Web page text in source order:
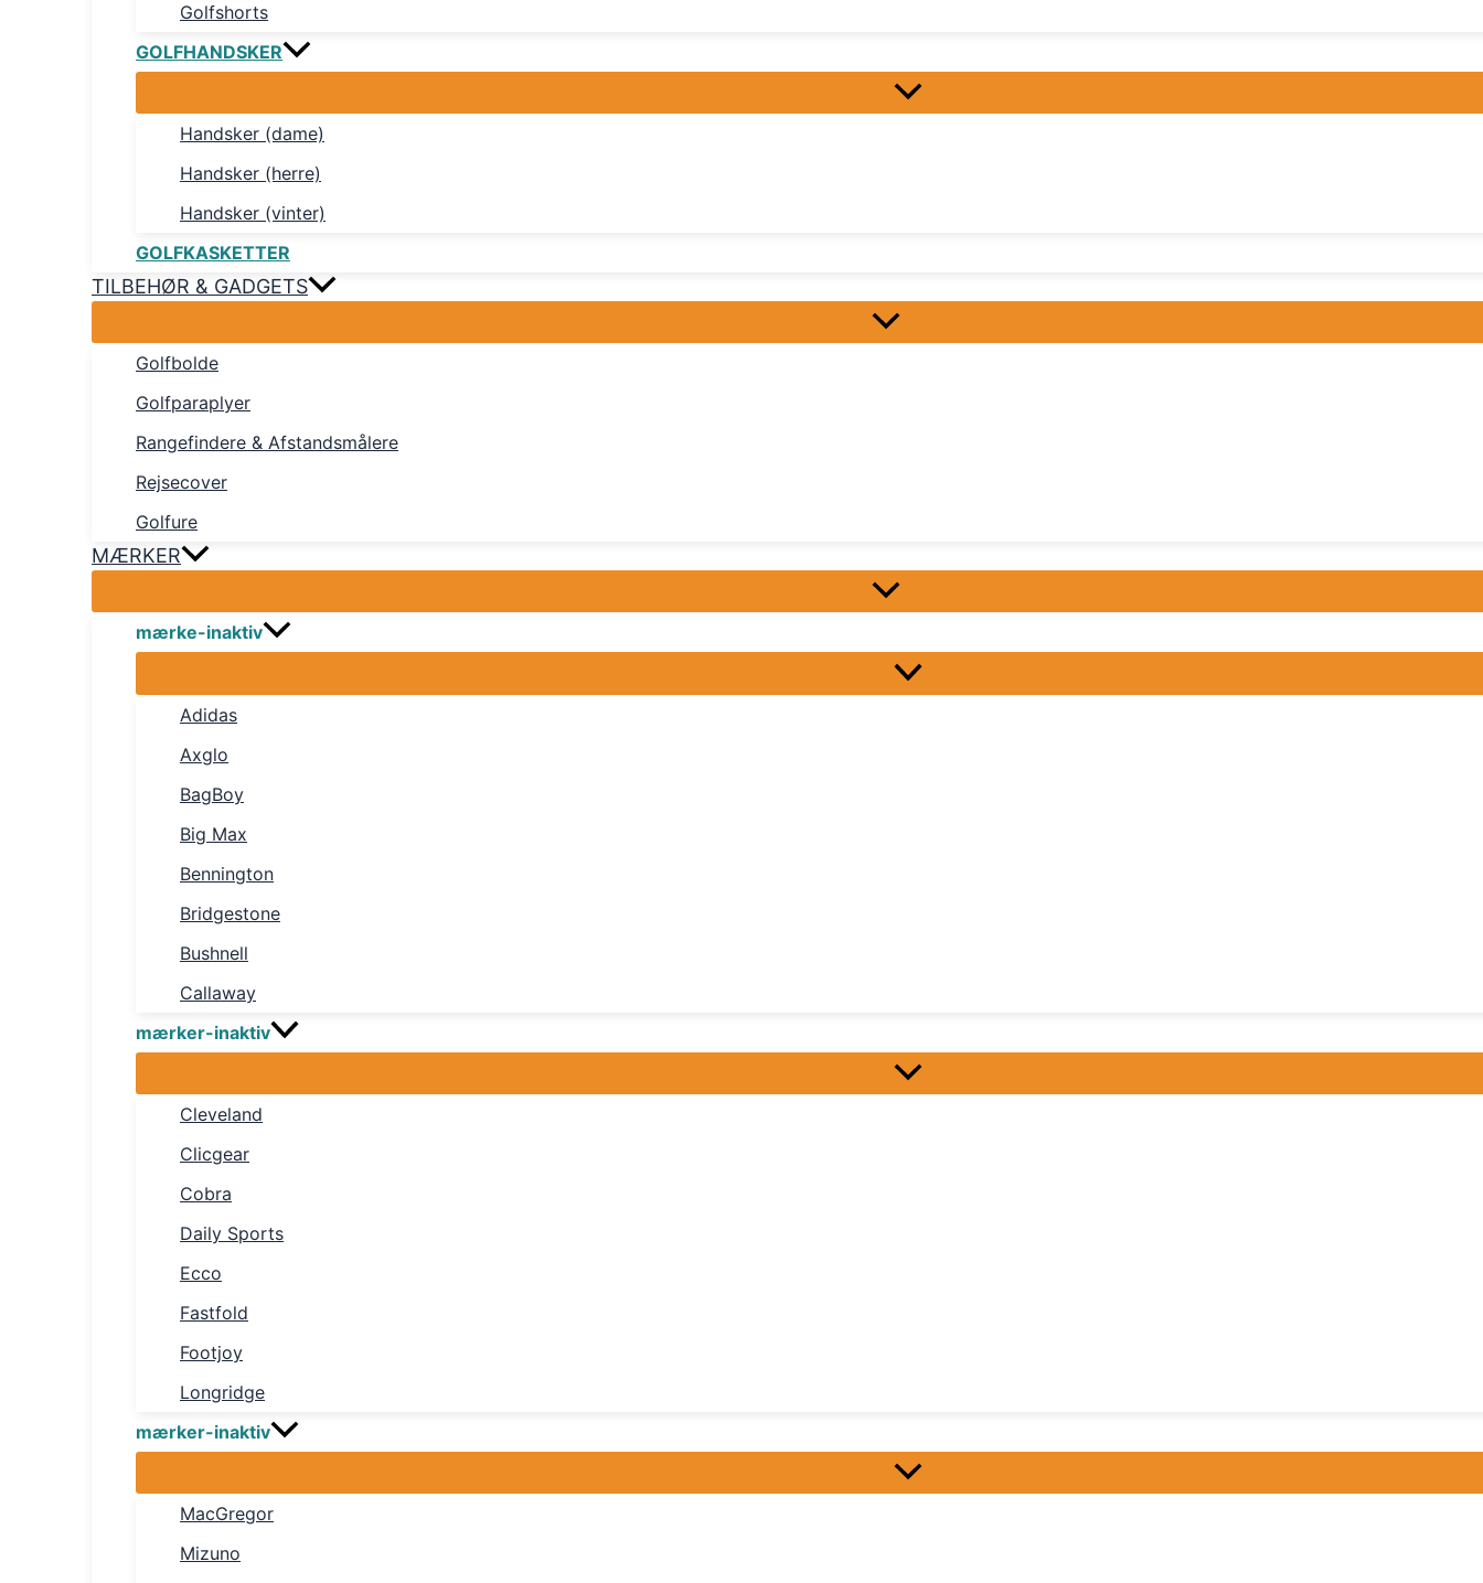
Golfshorts
GOLFHANDSKER
Handsker (dame)
Handsker (herre)
Handsker (vinter)
GOLFKASKETTER
TILBEHØR & GADGETS
Golfbolde
Golfparaplyer
Rangefindere & Afstandsmålere
Rejsecover
Golfure
MÆRKER
mærke-inaktiv
Adidas
Axglo
BagBoy
Big Max
Bennington
Bridgestone
Bushnell
Callaway
mærker-inaktiv
Cleveland
Clicgear
Cobra
Daily Sports
Ecco
Fastfold
Footjoy
Longridge
mærker-inaktiv
MacGregor
Mizuno